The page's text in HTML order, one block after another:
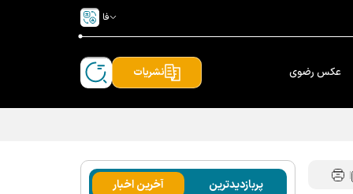
فا
عکس رضوی نشریات
پربازدیدترین آخرین اخبار